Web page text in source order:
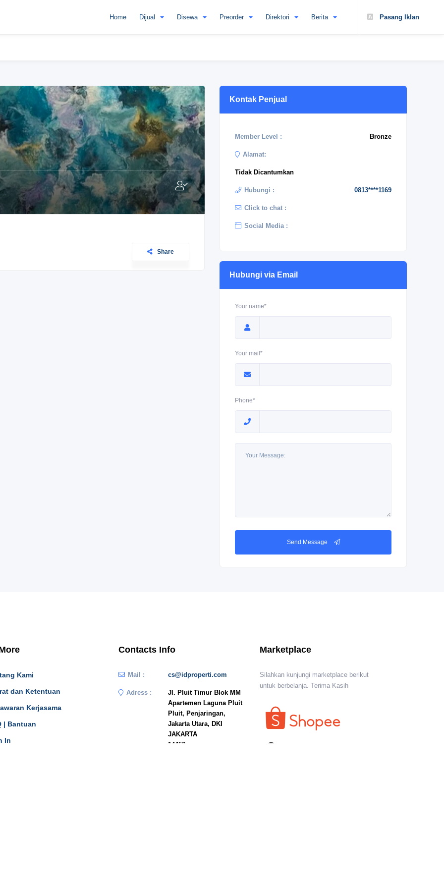
Pasang Iklan
Home Dijual Disewa Preorder Direktori Berita
Share
Kontak Penjual
Member Level : Bronze
Alamat:
Tidak Dicantumkan
Hubungi : 0813****1169
Click to chat :
Social Media :
Hubungi via Email
Your name*
Your mail*
Phone*
Send Message
Kami
dan Ketentuan
Kerjasama
| Bantuan
In
Contacts Info
Mail : cs@idproperti.com
Adress :
Jl. Pluit Timur Blok MM
Apartemen Laguna Pluit
Pluit, Penjaringan,
Jakarta Utara, DKI
JAKARTA
14450
Marketplace
Silahkan kunjungi marketplace berikut
untuk berbelanja. Terima Kasih